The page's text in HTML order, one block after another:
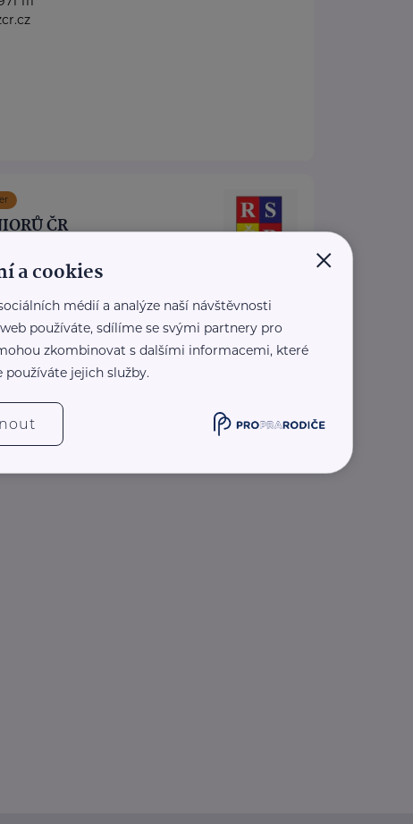
ČR
bezplatné sociálně-právní
seniory po celé ČR.
Doba seniorů.
poradny RS ...
136
×
a cookies
médií a analýze naší návštěvnosti
používáte, sdílíme se svými partnery pro
zkombinovat s dalšími informacemi, které
jejich služby.